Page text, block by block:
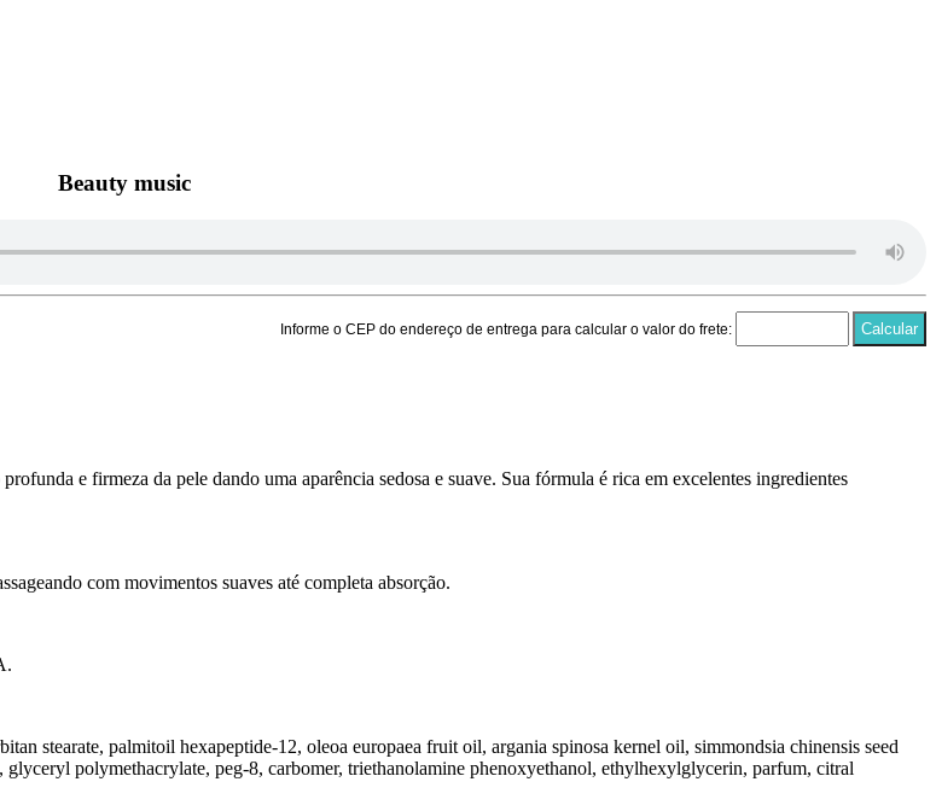
Beauty music
Informe o CEP do endereço de entrega para calcular o valor do frete:
e firmeza da pele dando uma aparência sedosa e suave. Sua fórmula é rica em excelentes ingredientes
com movimentos suaves até completa absorção.
stearate, palmitoil hexapeptide-12, oleoa europaea fruit oil, argania spinosa kernel oil, simmondsia chinensis seed
polymethacrylate, peg-8, carbomer, triethanolamine phenoxyethanol, ethylhexylglycerin, parfum, citral